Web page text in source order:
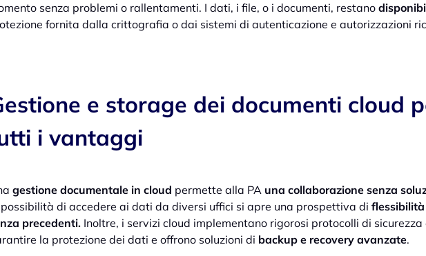
senza problemi o rallentamenti. I dati, i file, o i documenti, restano
fornita dalla crittografia o dai sistemi di autenticazione e autorizzazioni
e storage dei documenti cloud
i vantaggi
gestione documentale in cloud permette alla PA una collaborazione senza
di accedere ai dati da diversi uffici si apre una prospettiva di
precedenti. Inoltre, i servizi cloud implementano rigorosi protocolli di
la protezione dei dati e offrono soluzioni di backup e recovery avanzate.